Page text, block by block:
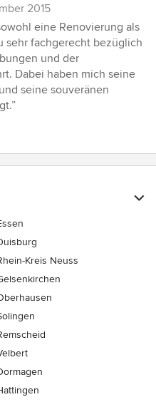
2015
eine Renovierung als
sehr fachgerecht bezüglich
und der
Dabei haben mich seine
seine souveränen
Kreis Neuss